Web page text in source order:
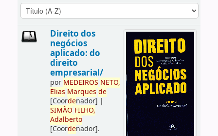
Direito dos
negócios
aplicado: do
direito
empresarial/
por MEDEIROS NETO,
Elias Marques de
[Coordenador] |
SIMÃO FILHO,
Adalberto
[Coordenador].